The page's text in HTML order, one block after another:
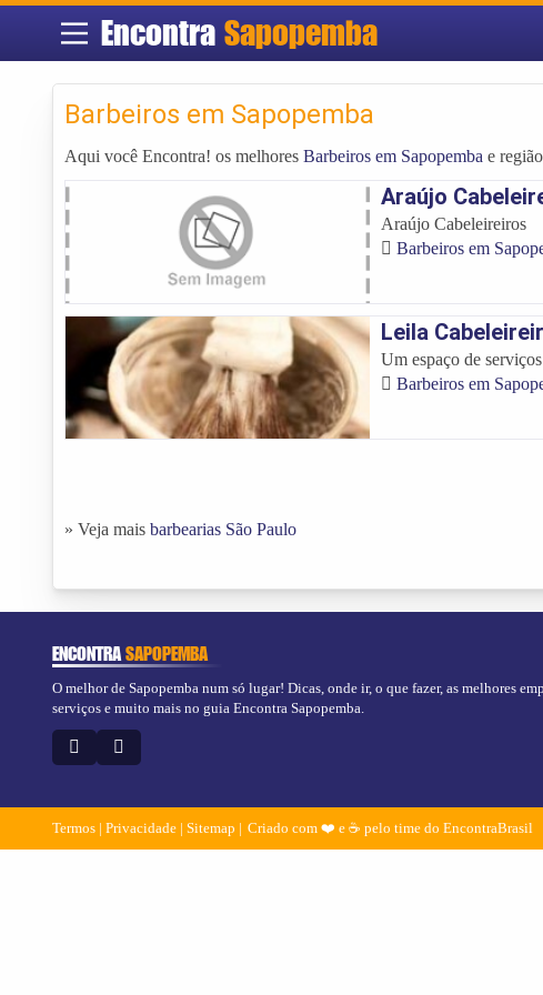
Encontra Sapopemba
Barbeiros em Sapopemba
Aqui você Encontra! os melhores Barbeiros em Sapopemba e
Araújo
Araújo Cabeleireiros
Barbeiros em
Leila
Um espaço de
Barbeiros em
» Veja mais barbearias São Paulo
ENCONTRASAPOPEMBA
O melhor de Sapopemba num só lugar! Dicas, onde ir, o que fazer, as melhores
serviços e muito mais no guia Encontra Sapopemba.
Termos | Privacidade | Sitemap Criado com ❤️ e ☕ pelo time do EncontraBrasil